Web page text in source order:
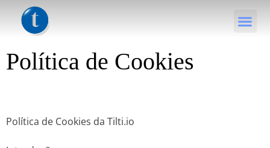
Política de Cookies
Política de Cookies da Tilti.io